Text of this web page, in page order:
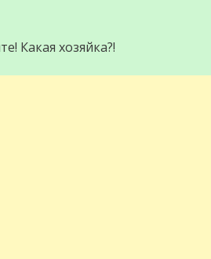
Какая хозяйка?!